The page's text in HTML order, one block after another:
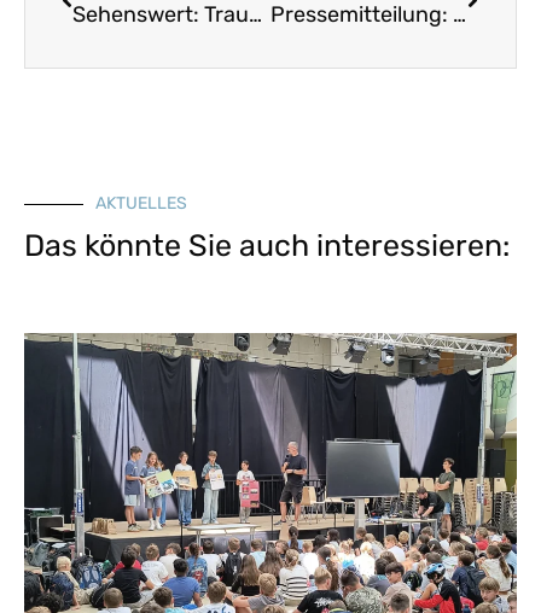
Sehenswert: Traudi Siferlinger im Fichtelgebirge Pressemitteilung: Wer kennt noch weitere Vertriebenendenkmale?
AKTUELLES
Das könnte Sie auch interessieren: